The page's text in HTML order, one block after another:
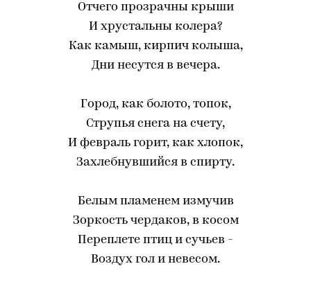
Отчего прозрачны крыши
И хрустальны колера?
Как камыш, кирпич колыша,
Дни несутся в вечера.
Город, как болото, топок,
Струпья снега на счету,
И февраль горит, как хлопок,
Захлебнувшийся в спирту.
Белым пламенем измучив
Зоркость чердаков, в косом
Переплете птиц и сучьев -
Воздух гол и невесом.